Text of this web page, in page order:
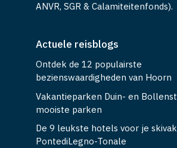
ANVR, SGR & Calamiteitenfonds).
Actuele reisblogs
Ontdek de 12 populairste
bezienswaardigheden van Hoorn
Vakantieparken Duin- en
mooiste parken
De 9 leukste hotels voor je
PontediLegno-Tonale